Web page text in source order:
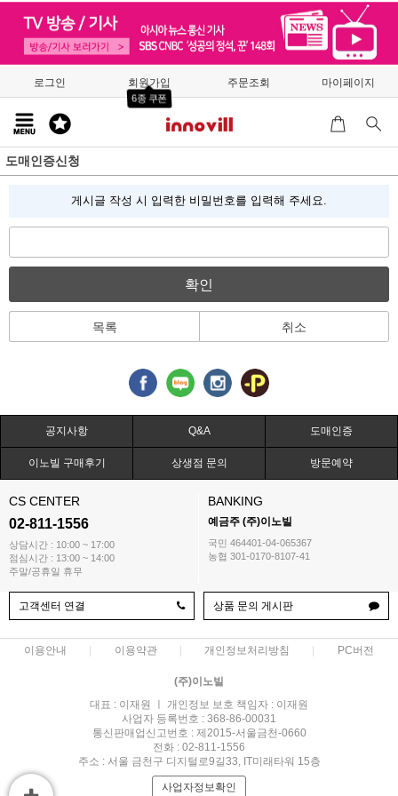
로그인 회원가입
6종 쿠폰
주문조회 마이페이지
도매인증신청
게시글 작성 시 입력한 비밀번호를 입력해 주세요.
확인
목록 취소
공지사항 Q&A 도매인증
이노빌 구매후기 상생점 문의 방문예약
CS CENTER
02-811-1556
상담시간 : 10:00 ~ 17:00
점심시간 : 13:00 ~ 14:00
주말/공휴일 휴무
BANKING
예금주 (주)이노빌
국민 464401-04-065367
농협 301-0170-8107-41
고객센터 연결 상품 문의 게시판
이용안내 이용약관 개인정보처리방침 PC버전
(주)이노빌
대표 : 이재원 ㅣ 개인정보 보호 책임자 : 이재원
사업자 등록번호 : 368-86-00031
통신판매업신고번호 : 제2015-서울금천-0660
전화 : 02-811-1556
주소 : 서울 금천구 디지털로9길33, IT미래타워 15층
사업자정보확인